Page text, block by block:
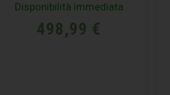
Disponibilità immediata
498,99 €